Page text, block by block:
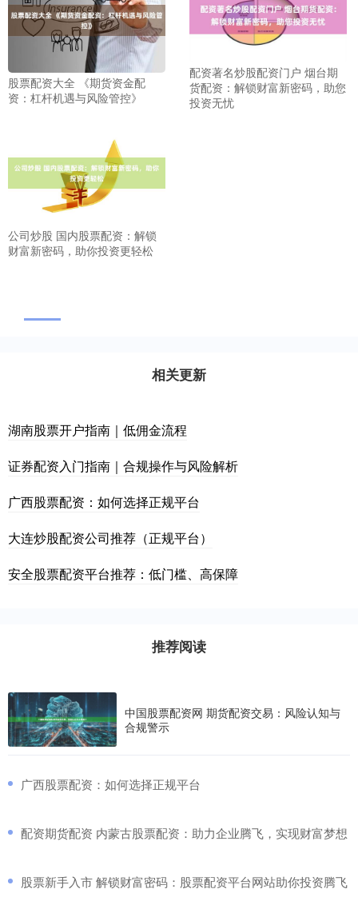
股票配资大全 《期货资金配
资：杠杆机遇与风险管控》
配资著名炒股配资门户 烟台期
货配资：解锁财富新密码，助您
投资无忧
公司炒股 国内股票配资：解锁
财富新密码，助你投资更轻松
相关更新
湖南股票开户指南｜低佣金流程
证券配资入门指南｜合规操作与风险解析
广西股票配资：如何选择正规平台
大连炒股配资公司推荐（正规平台）
安全股票配资平台推荐：低门槛、高保障
推荐阅读
中国股票配资网 期货配资交易：风险认知与
合规警示
​广西股票配资：如何选择正规平台
​配资期货配资 内蒙古股票配资：助力企业腾飞，实现财富梦想
​股票新手入市 解锁财富密码：股票配资平台网站助你投资腾飞